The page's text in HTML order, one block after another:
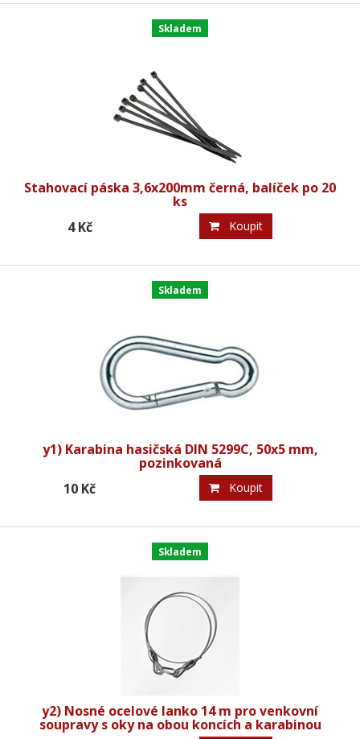
Stahovací páska 3,6x200mm černá, balíček po 20
ks
Skladem
4 Kč Koupit
y1) Karabina hasičská DIN 5299C, 50x5 mm,
pozinkovaná
Skladem
10 Kč Koupit
y2) Nosné ocelové lanko 14 m pro venkovní
soupravy s oky na obou koncích a karabinou
Skladem